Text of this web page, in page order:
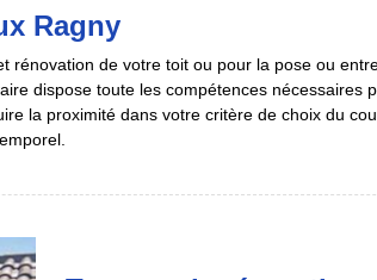
Ragny
rénovation de votre toit ou pour la pose ou
dispose toute les compétences nécessaires
la proximité dans votre critère de choix du